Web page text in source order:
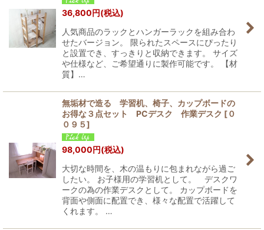
36,800円(税込)
人気商品のラックとハンガーラックを組み合わ
せたバージョン。 限られたスペースにぴったり
と設置でき、すっきりと収納できます。 サイズ
や仕様など、ご希望通りに製作可能です。 【材
質】…
無垢材で造る 学習机、椅子、カップボードの
お得な３点セット PCデスク 作業デスク [０
０９５]
98,000 円(税込)
大切な時間を、木の温もりに包まれながら過ご
したい。 お子様用の学習机として。 デスクワ
ークの為の作業デスクとして。 カップボードを
背面や側面に配置でき、様々な配置で活躍して
くれます。 …